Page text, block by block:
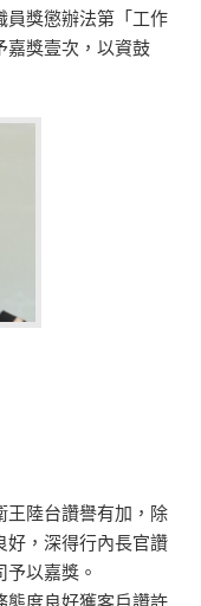
員獎懲辦法第「工作
嘉獎壹次，以資鼓
王陸台讚譽有加，除
好，深得行內長官讚
以嘉獎。